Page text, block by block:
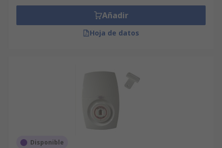
Añadir
Hoja de datos
Disponible